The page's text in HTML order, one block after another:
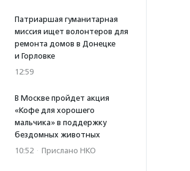
Патриаршая гуманитарная
миссия ищет волонтеров для
ремонта домов в Донецке
и Горловке
12:59
В Москве пройдет акция
«Кофе для хорошего
мальчика» в поддержку
бездомных животных
10:52 · Прислано НКО